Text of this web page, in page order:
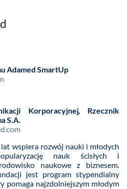
Adamed SmartUp
Korporacyjnej, Rzecznik
S.A.
wspiera rozwój nauki i młodych
nauk ścisłych i
naukowe z biznesem.
jest program stypendialny
pomaga najzdolniejszym młodym